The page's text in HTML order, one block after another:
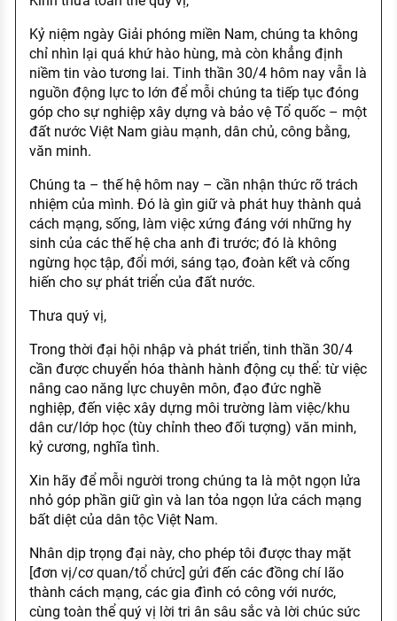
Kỷ niệm ngày Giải phóng miền Nam, chúng ta không
chỉ nhìn lại quá khứ hào hùng, mà còn khẳng định
niềm tin vào tương lai. Tinh thần 30/4 hôm nay vẫn là
nguồn động lực to lớn để mỗi chúng ta tiếp tục đóng
góp cho sự nghiệp xây dựng và bảo vệ Tổ quốc – một
đất nước Việt Nam giàu mạnh, dân chủ, công bằng,
văn minh.
Chúng ta – thế hệ hôm nay – cần nhận thức rõ trách
nhiệm của mình. Đó là gìn giữ và phát huy thành quả
cách mạng, sống, làm việc xứng đáng với những hy
sinh của các thế hệ cha anh đi trước; đó là không
ngừng học tập, đổi mới, sáng tạo, đoàn kết và cống
hiến cho sự phát triển của đất nước.
Thưa quý vị,
Trong thời đại hội nhập và phát triển, tinh thần 30/4
cần được chuyển hóa thành hành động cụ thể: từ việc
nâng cao năng lực chuyên môn, đạo đức nghề
nghiệp, đến việc xây dựng môi trường làm việc/khu
dân cư/lớp học (tùy chỉnh theo đối tượng) văn minh,
kỷ cương, nghĩa tình.
Xin hãy để mỗi người trong chúng ta là một ngọn lửa
nhỏ góp phần giữ gìn và lan tỏa ngọn lửa cách mạng
bất diệt của dân tộc Việt Nam.
Nhân dịp trọng đại này, cho phép tôi được thay mặt
[đơn vị/cơ quan/tổ chức] gửi đến các đồng chí lão
thành cách mạng, các gia đình có công với nước,
cùng toàn thể quý vị lời tri ân sâu sắc và lời chúc sức